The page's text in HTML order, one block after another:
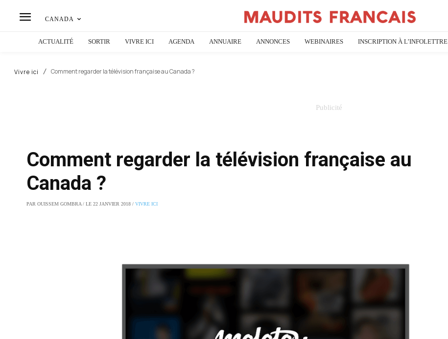
CANADA
ACTUALITÉ SORTIR VIVRE ICI AGENDA ANNUAIRE ANNONCES WEBINAIRES INSCRIPTION À L’INFOLETTRE
Vivre ici Comment regarder la télévision française au Canada ?
Comment regarder la télévision française au
Canada ?
PAR OUISSEM GOMBRA / LE 22 JANVIER 2018 / VIVRE ICI